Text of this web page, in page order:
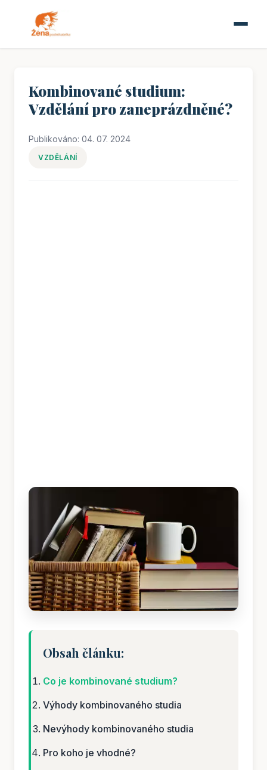
Kombinované studium:
Vzdělání pro zaneprázdněné?
Publikováno: 04. 07. 2024
VZDĚLÁNÍ
Obsah článku:
Co je kombinované studium?
Výhody kombinovaného studia
Nevýhody kombinovaného studia
Pro koho je vhodné?